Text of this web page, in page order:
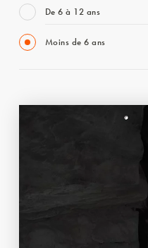
De 6 à 12 ans
Moins de 6 ans